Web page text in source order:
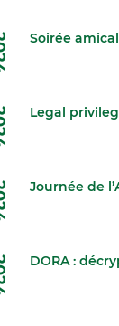
Soirée
Legal
Journée de
DORA :